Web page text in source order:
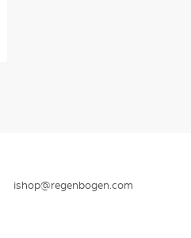
ishop@regenbogen.com